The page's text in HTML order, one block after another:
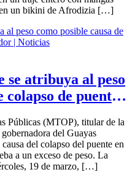
en un bikini de Afrodizia […]
se atribuya al peso
colapso de puente
Públicas (MTOP), titular de la
del Guayas
del colapso del puente en
a un exceso de peso. La
19 de marzo, […]